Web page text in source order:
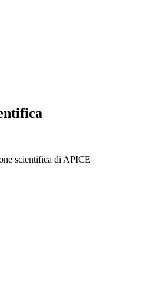
scientifica di APICE